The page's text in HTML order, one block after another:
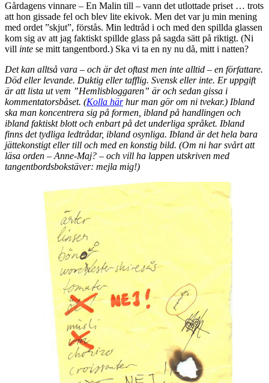
Gårdagens vinnare – En Malin till – vann det utlottade priset … trots
att hon gissade fel och blev lite ekivok. Men det var ju min mening
med ordet ”skjut”, förstås. Min ledtråd i och med den spillda glassen
kom sig av att jag faktiskt spillde glass på sagda sätt på riktigt. (Ni
vill inte se mitt tangentbord.) Ska vi ta en ny nu då, mitt i natten?
Det kan alltså vara – och är det oftast men inte alltid – en författare.
Död eller levande. Duktig eller tafflig. Svensk eller inte. Er uppgift
är att lista ut vem ”Hemlisbloggaren” är och sedan gissa i
kommentatorsbåset. (Kolla härhur man gör om ni tvekar.) Ibland
ska man koncentrera sig på formen, ibland på handlingen och
ibland faktiskt blott och enbart på det underliga språket. Ibland
finns det tydliga ledtrådar, ibland osynliga. Ibland är det hela bara
jättekonstigt eller till och med en konstig bild. (Om ni har svårt att
läsa orden – Anne-Maj? – och vill ha lappen utskriven med
tangentbordsbokstäver: mejla mig!)